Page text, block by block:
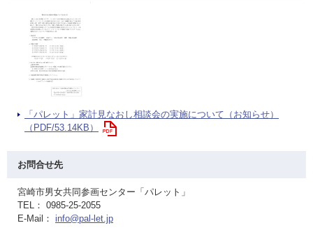
「パレット」家計見なおし相談会の実施について（お知らせ）
（PDF/53.14KB）
お問合せ先
宮崎市男女共同参画センター「パレット」
TEL： 0985-25-2055
E-Mail： info@pal-let.jp